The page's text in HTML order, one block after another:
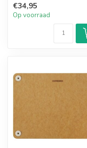
€34,95
Op voorraad